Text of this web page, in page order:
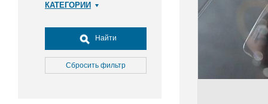
КАТЕГОРИИ
Досуг, туризм и отдых
Культура
Медицина
Найти
Сбросить фильтр